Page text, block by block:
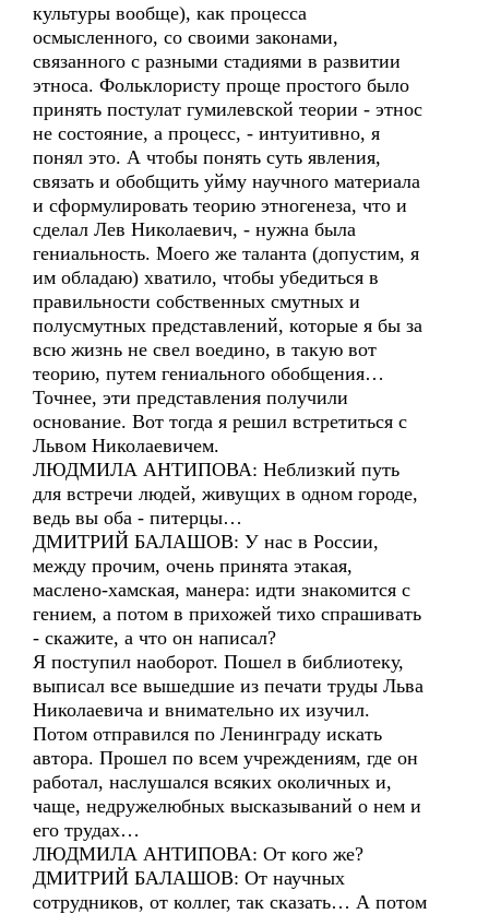
культуры вообще), как процесса
осмысленного, со своими законами,
связанного с разными стадиями в развитии
этноса. Фольклористу проще простого было
принять постулат гумилевской теории - этнос
не состояние, а процесс, - интуитивно, я
понял это. А чтобы понять суть явления,
связать и обобщить уйму научного материала
и сформулировать теорию этногенеза, что и
сделал Лев Николаевич, - нужна была
гениальность. Моего же таланта (допустим, я
им обладаю) хватило, чтобы убедиться в
правильности собственных смутных и
полусмутных представлений, которые я бы за
всю жизнь не свел воедино, в такую вот
теорию, путем гениального обобщения…
Точнее, эти представления получили
основание. Вот тогда я решил встретиться с
Львом Николаевичем.
ЛЮДМИЛА АНТИПОВА: Неблизкий путь
для встречи людей, живущих в одном городе,
ведь вы оба - питерцы…
ДМИТРИЙ БАЛАШОВ: У нас в России,
между прочим, очень принята этакая,
маслено-хамская, манера: идти знакомится с
гением, а потом в прихожей тихо спрашивать
- скажите, а что он написал?
Я поступил наоборот. Пошел в библиотеку,
выписал все вышедшие из печати труды Льва
Николаевича и внимательно их изучил.
Потом отправился по Ленинграду искать
автора. Прошел по всем учреждениям, где он
работал, наслушался всяких околичных и,
чаще, недружелюбных высказываний о нем и
его трудах…
ЛЮДМИЛА АНТИПОВА: От кого же?
ДМИТРИЙ БАЛАШОВ: От научных
сотрудников, от коллег, так сказать… А потом